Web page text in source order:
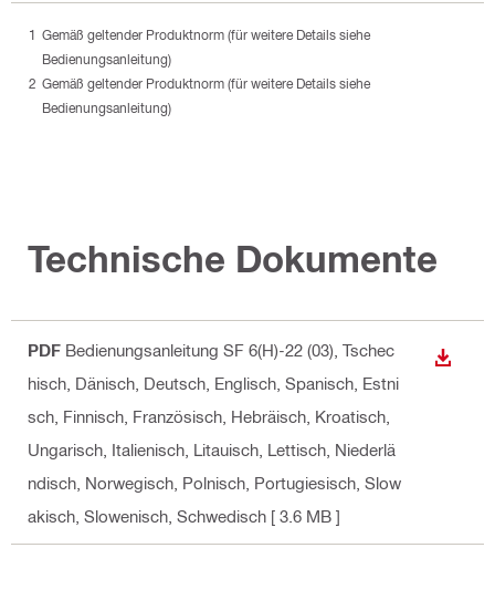
Gemäß geltender Produktnorm (für weitere Details siehe
Bedienungsanleitung)
Gemäß geltender Produktnorm (für weitere Details siehe
Bedienungsanleitung)
Technische Dokumente
PDF Bedienungsanleitung SF 6(H)-22 (03) , Tschec
hisch, Dänisch, Deutsch, Englisch, Spanisch, Estni
sch, Finnisch, Französisch, Hebräisch, Kroatisch,
Ungarisch, Italienisch, Litauisch, Lettisch, Niederlä
ndisch, Norwegisch, Polnisch, Portugiesisch, Slow
akisch, Slowenisch, Schwedisch [ 3.6 MB ]